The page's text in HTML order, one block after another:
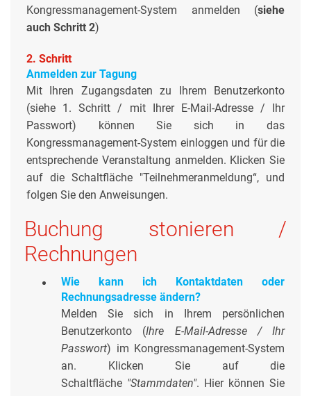
Kongressmanagement-System anmelden (siehe
auch Schritt 2)
2. Schritt
Anmelden zur Tagung
Mit Ihren Zugangsdaten zu Ihrem Benutzerkonto
(siehe 1. Schritt / mit Ihrer E-Mail-Adresse / Ihr
Passwort) können Sie sich in das
Kongressmanagement-System einloggen und für die
entsprechende Veranstaltung anmelden. Klicken Sie
auf die Schaltfläche "Teilnehmeranmeldung“, und
folgen Sie den Anweisungen.
Buchung stonieren /
Rechnungen
Wie kann ich Kontaktdaten oder
Rechnungsadresse ändern?
Melden Sie sich in Ihrem persönlichen
Benutzerkonto (Ihre E-Mail-Adresse / Ihr
Passwort) im Kongressmanagement-System
an. Klicken Sie auf die
Schaltfläche "Stammdaten". Hier können Sie